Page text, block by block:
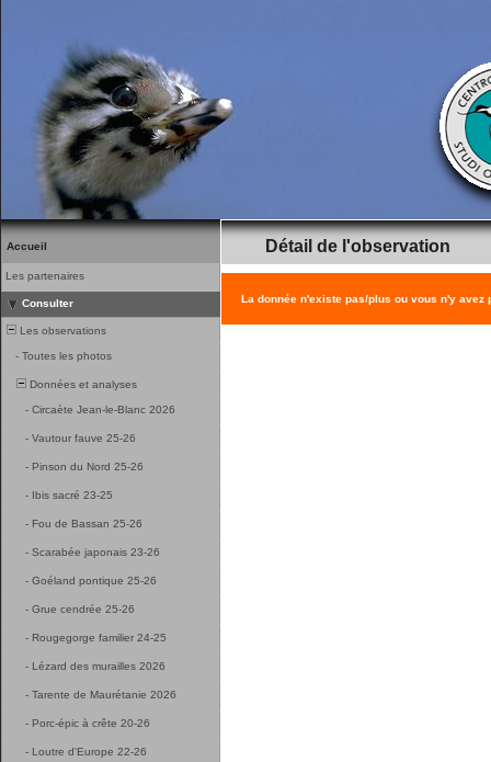
Accueil
Les partenaires
Consulter
Les observations
- Toutes les photos
Données et analyses
- Circaète Jean-le-Blanc 2026
- Vautour fauve 25-26
- Pinson du Nord 25-26
- Ibis sacré 23-25
- Fou de Bassan 25-26
- Scarabée japonais 23-26
- Goéland pontique 25-26
- Grue cendrée 25-26
- Rougegorge familier 24-25
- Lézard des murailles 2026
- Tarente de Maurétanie 2026
- Porc-épic à crête 20-26
- Loutre d'Europe 22-26
Détail de l'observation
La donnée n'existe pas/plus ou vous n'y avez